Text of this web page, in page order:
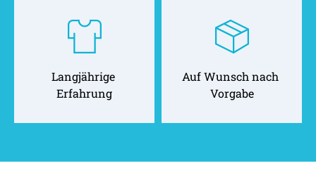
Langjährige
Erfahrung
Auf Wunsch nach
Vorgabe